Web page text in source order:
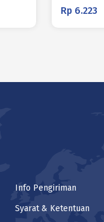
Rp 6.223
Info Pengiriman
Syarat & Ketentuan